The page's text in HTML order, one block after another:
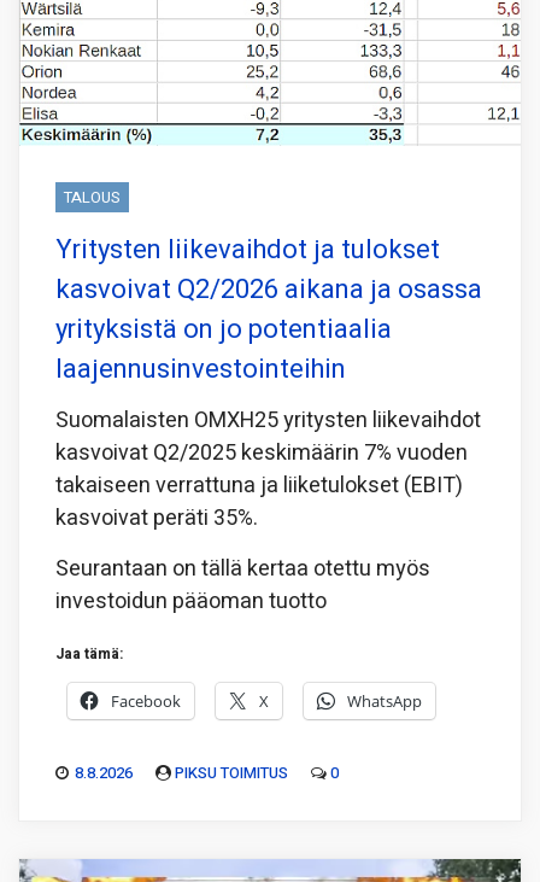
TALOUS
Yritysten liikevaihdot ja tulokset
kasvoivat Q2/2026 aikana ja osassa
yrityksistä on jo potentiaalia
laajennusinvestointeihin
Suomalaisten OMXH25 yritysten liikevaihdot
kasvoivat Q2/2025 keskimäärin 7% vuoden
takaiseen verrattuna ja liiketulokset (EBIT)
kasvoivat peräti 35%.
Seurantaan on tällä kertaa otettu myös
investoidun pääoman tuotto
Jaa tämä:
Facebook X WhatsApp
8.8.2026 PIKSU TOIMITUS 0